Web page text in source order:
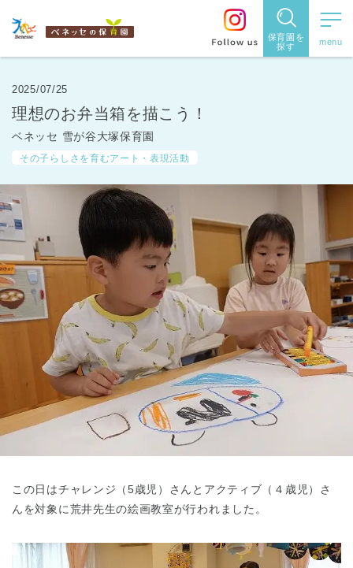
保育園を
探す
保育園を探す
住所・駅
名から探
都道府県
から探す
東京都
東京都 全域
2025/07/25
理想のお弁当箱を描こう！
ベネッセ 雪が谷大塚保育園
その子らしさを育むアート・表現活動
この日はチャレンジ（5歳児）さんとアクティブ（４歳児）さ
んを対象に荒井先生の絵画教室が行われました。